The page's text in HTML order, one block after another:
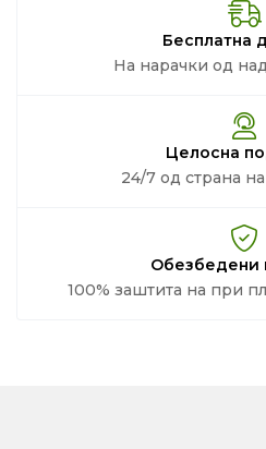
Бесплатна
На нарачки од
Целосна
24/7 од страна
Обезбедени
100% заштита на при